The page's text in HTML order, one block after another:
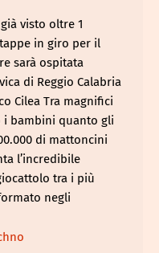
già visto oltre 1
in giro per il
sarà ospitata
di Reggio Calabria
Cilea Tra magnifici
i bambini quanto gli
di mattoncini
l’incredibile
tra i più
negli